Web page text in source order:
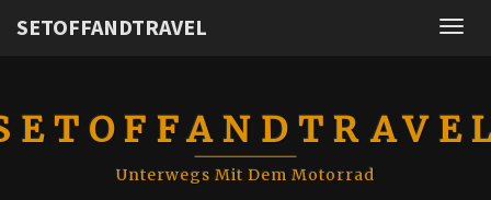
SETOFFANDTRAVEL
Unterwegs Mit Dem Motorrad